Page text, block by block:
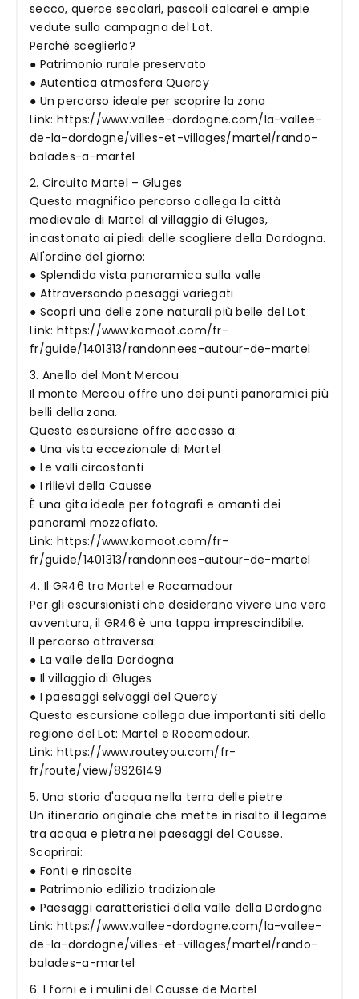
secco, querce secolari, pascoli calcarei e ampie
vedute sulla campagna del Lot.
Perché sceglierlo?
● Patrimonio rurale preservato
● Autentica atmosfera Quercy
● Un percorso ideale per scoprire la zona
Link: https://www.vallee-dordogne.com/la-vallee-
de-la-dordogne/villes-et-villages/martel/rando-
balades-a-martel
2. Circuito Martel – Gluges
Questo magnifico percorso collega la città
medievale di Martel al villaggio di Gluges,
incastonato ai piedi delle scogliere della Dordogna.
All'ordine del giorno:
● Splendida vista panoramica sulla valle
● Attraversando paesaggi variegati
● Scopri una delle zone naturali più belle del Lot
Link: https://www.komoot.com/fr-
fr/guide/1401313/randonnees-autour-de-martel
3. Anello del Mont Mercou
Il monte Mercou offre uno dei punti panoramici più
belli della zona.
Questa escursione offre accesso a:
● Una vista eccezionale di Martel
● Le valli circostanti
● I rilievi della Causse
È una gita ideale per fotografi e amanti dei
panorami mozzafiato.
Link: https://www.komoot.com/fr-
fr/guide/1401313/randonnees-autour-de-martel
4. Il GR46 tra Martel e Rocamadour
Per gli escursionisti che desiderano vivere una vera
avventura, il GR46 è una tappa imprescindibile.
Il percorso attraversa:
● La valle della Dordogna
● Il villaggio di Gluges
● I paesaggi selvaggi del Quercy
Questa escursione collega due importanti siti della
regione del Lot: Martel e Rocamadour.
Link: https://www.routeyou.com/fr-
fr/route/view/8926149
5. Una storia d'acqua nella terra delle pietre
Un itinerario originale che mette in risalto il legame
tra acqua e pietra nei paesaggi del Causse.
Scoprirai:
● Fonti e rinascite
● Patrimonio edilizio tradizionale
● Paesaggi caratteristici della valle della Dordogna
Link: https://www.vallee-dordogne.com/la-vallee-
de-la-dordogne/villes-et-villages/martel/rando-
balades-a-martel
6. I forni e i mulini del Causse de Martel